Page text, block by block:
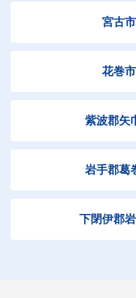
宮古
花巻
紫波郡矢
岩手郡葛
下閉伊郡